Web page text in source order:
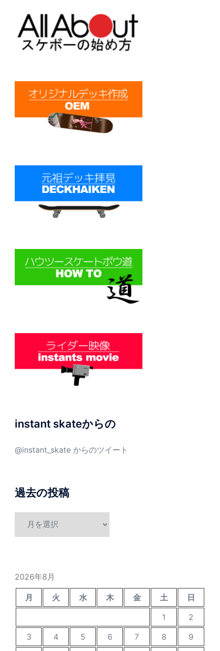
instant skateからの
@instant_skate からのツイート
過去の投稿
2026年8月
月 火 水 木 金 土
日
1
2
3
4 5 6 7 8
9